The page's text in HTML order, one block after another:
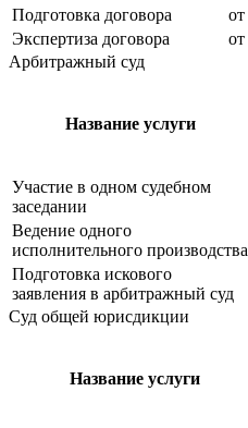
Подготовка договора от
Экспертиза договора
от
Арбитражный суд
Название услуги
Участие в одном судебном
заседании
Ведение одного
исполнительного производства
Подготовка искового
заявления в арбитражный суд
Суд общей юрисдикции
Название услуги